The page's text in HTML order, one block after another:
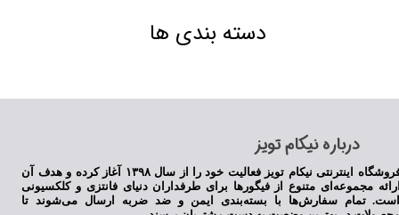
دسته بندی ها
​درباره نیکام تویز
فروشگاه اینترنتی نیکام تویز فعالیت خود را از سال ۱۳۹۸ آغاز کرده و هدف آن
مجموعه‌ای متنوع از فیگورها برای طرفداران دنیای فانتزی و کلکسیونی
تمام سفارش‌ها با بسته‌بندی ایمن و ضد ضربه ارسال می‌شوند تا